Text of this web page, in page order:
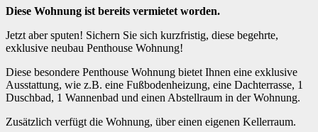
Diese Wohnung ist bereits vermietet worden.
Jetzt aber sputen! Sichern Sie sich kurzfristig, diese begehrte,
exklusive neubau Penthouse Wohnung!
Diese besondere Penthouse Wohnung bietet Ihnen eine exklusive
Ausstattung, wie z.B. eine Fußbodenheizung, eine Dachterrasse, 1
Duschbad, 1 Wannenbad und einen Abstellraum in der Wohnung.
Zusätzlich verfügt die Wohnung, über einen eigenen Kellerraum.